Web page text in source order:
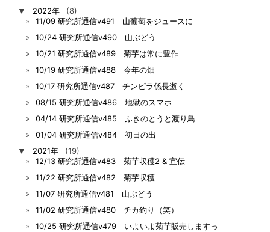
▼
2022年
(8)
11/09 研究所通信v491 山葡萄をジュースに
10/24 研究所通信v490 山ぶどう
10/21 研究所通信v489 菊芋は常に豊作
10/19 研究所通信v488 今年の畑
10/17 研究所通信v487 チンピラ係長逝く
08/15 研究所通信v486 地獄のスマホ
04/14 研究所通信v485 ふきのとうと渡り鳥
01/04 研究所通信v484 初日の出
▼
2021年
(19)
12/13 研究所通信v483 菊芋収穫2 & 宣伝
11/22 研究所通信v482 菊芋収穫
11/07 研究所通信v481 山ぶどう
11/02 研究所通信v480 チカ釣り（笑）
10/25 研究所通信v479 いよいよ菊芋販売しますっ